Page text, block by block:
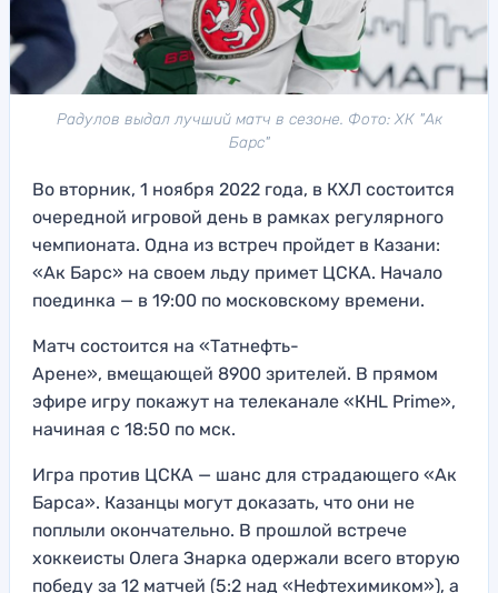
Радулов выдал лучший матч в сезоне. Фото: ХК "Ак
Барс"
Во вторник, 1 ноября 2022 года, в КХЛ состоится
очередной игровой день в рамках регулярного
чемпионата. Одна из встреч пройдет в Казани:
«Ак Барс» на своем льду примет ЦСКА. Начало
поединка — в 19:00 по московскому времени.
Матч состоится на «Татнефть-
Арене», вмещающей 8900 зрителей. В прямом
эфире игру покажут на телеканале «КHL Prime»,
начиная с 18:50 по мск.
Игра против ЦСКА — шанс для страдающего «Ак
Барса». Казанцы могут доказать, что они не
поплыли окончательно. В прошлой встрече
хоккеисты Олега Знарка одержали всего вторую
победу за 12 матчей (5:2 над «Нефтехимиком»), а